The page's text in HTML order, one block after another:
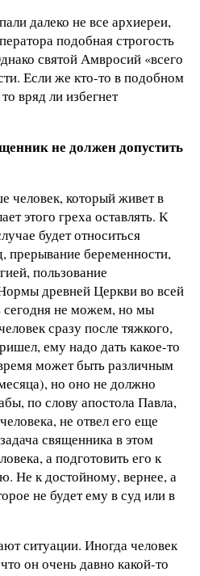
далеко не все архиереи,
подобная строгость
святой Амвросий «всего
Если же кто-то в подобном
вряд ли избегнет
не должен допустить
человек, который живет в
этого греха оставлять. К
будет относиться
прерывание беременности,
пользование
древней Церкви во всей
сегодня не можем, но мы
сразу после тяжкого,
ему надо дать какое-то
может быть различным
но оно не должно
по слову апостола Павла,
не отвел его еще
священника в этом
а подготовить его к
Не к достойному, вернее, а
не будет ему в суд или в
ситуации. Иногда человек
он очень давно какой-то